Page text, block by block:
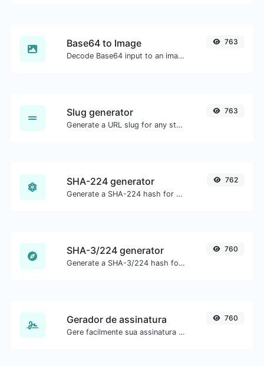
Base64 to Image
Decode Base64 input to an image.
763
Slug generator
Generate a URL slug for any string input.
763
SHA-224 generator
Generate a SHA-224 hash for any string input.
762
SHA-3/224 generator
Generate a SHA-3/224 hash for any string input.
760
Gerador de assinatura
Gere facilmente sua assinatura personalizada e faça o download com facilidade.
760